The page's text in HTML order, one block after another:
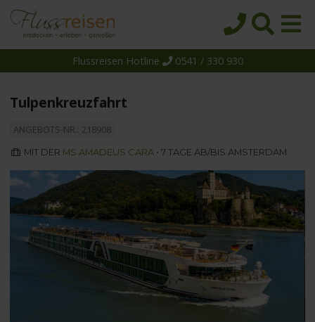
Reiseziele
Reedereien
Schiffe
Über uns
Wissen
Flussreisen Hotline 0541 / 330 930
Tulpenkreuzfahrt
ANGEBOTS-NR.: 218908
MIT DER MS AMADEUS CARA• 7 TAGE AB/BIS AMSTERDAM